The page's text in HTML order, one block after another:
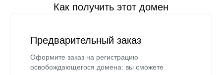
Как получить этот домен
Предварительный заказ
Оформите заказ на регистрацию
освобождающегося домена: вы сможете